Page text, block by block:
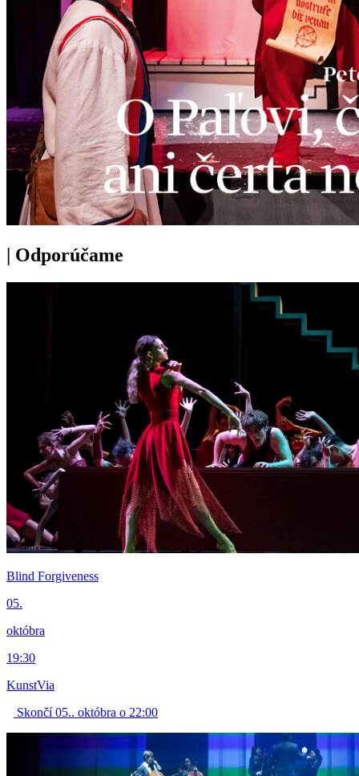
| Odporúčame
Blind Forgiveness
05.
októbra
19:30
KunstVia
Skončí 05.. októbra o 22:00